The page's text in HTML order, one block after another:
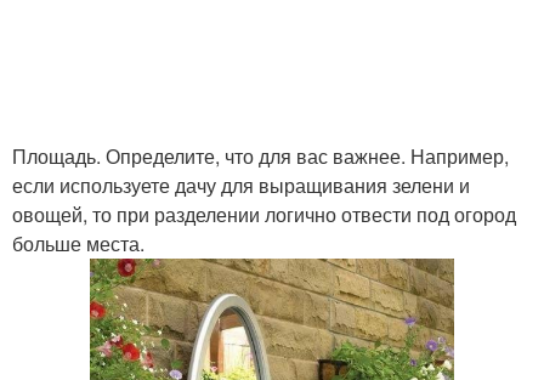
Площадь. Определите, что для вас важнее. Например,
если используете дачу для выращивания зелени и
овощей, то при разделении логично отвести под огород
больше места.